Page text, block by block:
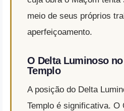
meio de seus próprios
aperfeiçoamento.
O Delta Luminoso
Templo
A posição do Delta
Templo é significativa. O